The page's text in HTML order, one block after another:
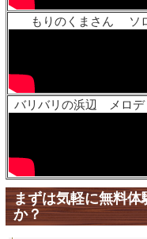
もりのくまさん ソ
バリバリの浜辺 メロデ
まずは気軽に無料体
か？